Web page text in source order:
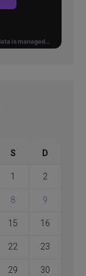
S D
1 2
8 9
15 16
22 23
29 30